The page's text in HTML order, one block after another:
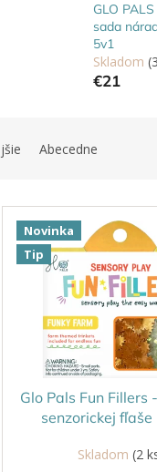
GLO
sada
5v1
Skladom
€21
Abecedne
Novinka
Tip
Glo Pals Fun Fillers
senzorickej fľaše
Skladom (2